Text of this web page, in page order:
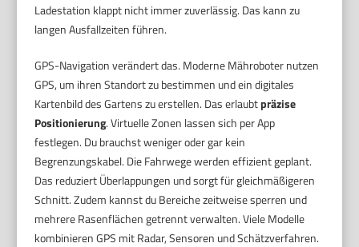
Ladestation klappt nicht immer zuverlässig. Das kann zu
langen Ausfallzeiten führen.
GPS-Navigation verändert das. Moderne Mähroboter nutzen
GPS, um ihren Standort zu bestimmen und ein digitales
Kartenbild des Gartens zu erstellen. Das erlaubtpräzise
Positionierung. Virtuelle Zonen lassen sich per App
festlegen. Du brauchst weniger oder gar kein
Begrenzungskabel. Die Fahrwege werden effizient geplant.
Das reduziert Überlappungen und sorgt für gleichmäßigeren
Schnitt. Zudem kannst du Bereiche zeitweise sperren und
mehrere Rasenflächen getrennt verwalten. Viele Modelle
kombinieren GPS mit Radar, Sensoren und Schätzverfahren.